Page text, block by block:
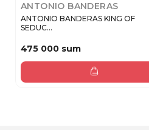
ANTONIO BANDERAS
ANTONIO BANDERAS KING OF
SEDUC...
475 000 sum